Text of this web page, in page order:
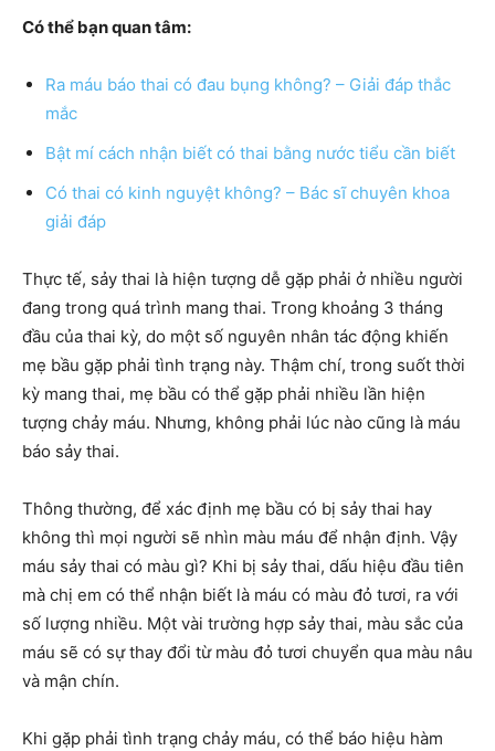
Có thể bạn quan tâm:
Ra máu báo thai có đau bụng không? – Giải đáp thắc
mắc
Bật mí cách nhận biết có thai bằng nước tiểu cần biết
Có thai có kinh nguyệt không? – Bác sĩ chuyên khoa
giải đáp
Thực tế, sảy thai là hiện tượng dễ gặp phải ở nhiều người
đang trong quá trình mang thai. Trong khoảng 3 tháng
đầu của thai kỳ, do một số nguyên nhân tác động khiến
mẹ bầu gặp phải tình trạng này. Thậm chí, trong suốt thời
kỳ mang thai, mẹ bầu có thể gặp phải nhiều lần hiện
tượng chảy máu. Nhưng, không phải lúc nào cũng là máu
báo sảy thai.
Thông thường, để xác định mẹ bầu có bị sảy thai hay
không thì mọi người sẽ nhìn màu máu để nhận định. Vậy
máu sảy thai có màu gì? Khi bị sảy thai, dấu hiệu đầu tiên
mà chị em có thể nhận biết là máu có màu đỏ tươi, ra với
số lượng nhiều. Một vài trường hợp sảy thai, màu sắc của
máu sẽ có sự thay đổi từ màu đỏ tươi chuyển qua màu nâu
và mận chín.
Khi gặp phải tình trạng chảy máu, có thể báo hiệu hàm